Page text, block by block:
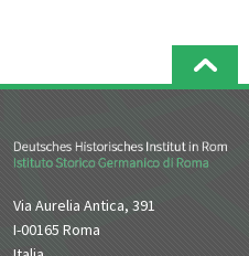
Via Aurelia Antica, 391
I-00165 Roma